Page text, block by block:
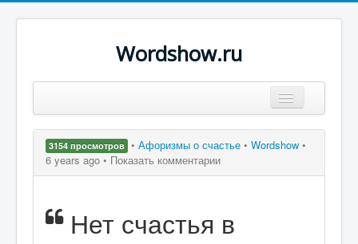
Wordshow.ru
Популярные цитаты
Поиск
3154 просмотров • Афоризмы о счастье • Wordshow •
6 years ago • Показать комментарии
Нет счастья в